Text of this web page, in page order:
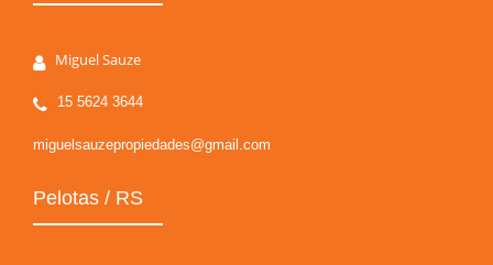
Miguel Sauze
15 5624 3644
miguelsauzepropiedades@gmail.com
Pelotas / RS